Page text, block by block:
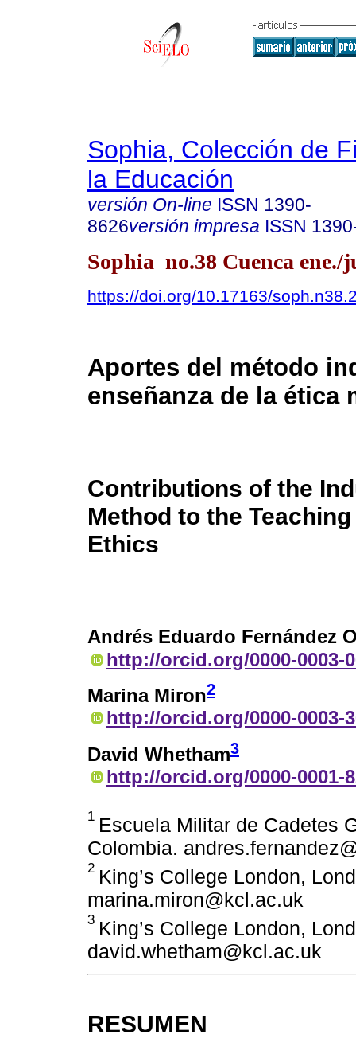
Sophia, Colección de
la Educación
versión On-line ISSN 1390-
8626versión impresa ISSN
Sophia no.38 Cuenca ene./
https://doi.org/10.17163/
Aportes del método
enseñanza de la ética
Contributions of the
Method to the
Ethics
Andrés Eduardo Fernández
http://orcid.org/0000-0003-
Marina Miron2
http://orcid.org/0000-0003-
David Whetham3
http://orcid.org/0000-0001-
1 Escuela Militar de Cadetes
Colombia.
2 King’s College London,
marina.miron@kcl.ac.uk
3 King’s College London,
david.whetham@kcl.ac.uk
RESUMEN